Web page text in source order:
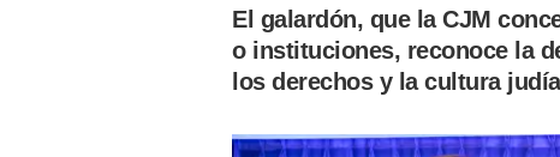
El galardón, que la CJM
o instituciones, reconoce la
los derechos y la cultura